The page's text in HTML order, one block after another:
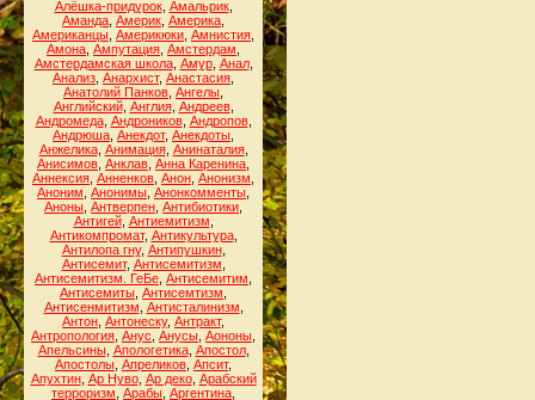
Алёшка-придурок, Амальрик,
Аманда Америк Америка
Американцы Америкюки Амнистия
Амона Ампутация Амстердам
Амстердамская школа, Амур, Анал,
Анализ Анархист, Анастасия
Анатолий Панков Ангелы
Английский, Англия, Андреев,
Андромеда, Андроников, Андропов,
Андрюша Анекдот, Анекдоты
Анжелика, Анимация, Анинаталия,
Анисимов Анклав Анна Каренина
Аннексия Анненков Анон Анонизм
Аноним Анонимы Анонкомменты
Аноны Антверпен Антибиотики
Антигей, Антиемитизм
Антикомпромат, Антикультура,
Антилопа гну, Антипушкин,
Антисемит, Антисемитизм
Антисемитизм. ГеБе Антисемитим
Антисемиты Антисемтизм
Антисенмитизм Антисталинизм
Антон Антонеску, Антракт,
Антропология Анус Анусы Аононы
Апельсины, Апологетика, Апостол,
Апостолы Апреликов Апсит,
Апухтин, Ар Нуво, Ар деко, Арабский
терроризм Арабы Аргентина